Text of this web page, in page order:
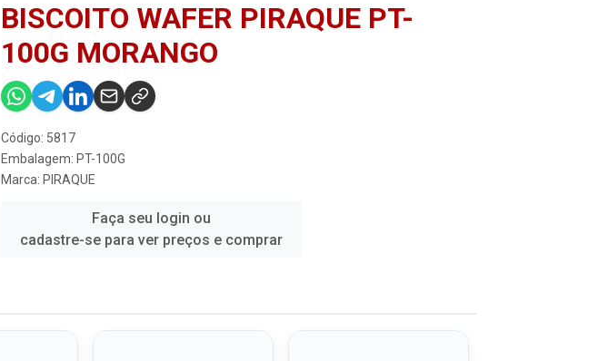
BISCOITO WAFER PIRAQUE PT-
100G MORANGO
Código: 5817
Embalagem: PT-100G
Marca: PIRAQUE
Faça seu login ou
cadastre-se para ver preços e comprar